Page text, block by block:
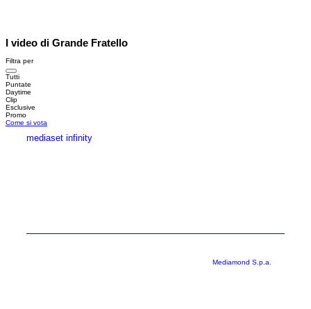
I video di Grande Fratello
Filtra per
Tutti
Puntate
Daytime
Clip
Esclusive
Promo
Come si vota
mediaset infinity
Mediamond S.p.a.